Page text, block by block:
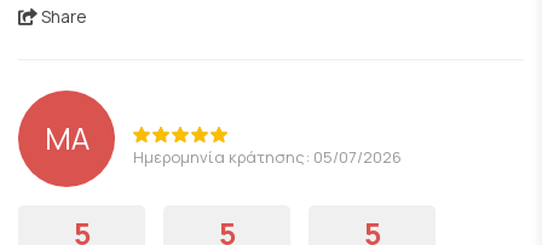
Share
MA Ημερομηνία κράτησης: 05/07/2026
5 5 5